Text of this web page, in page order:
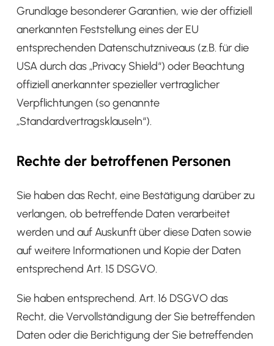
Grundlage besonderer Garantien, wie der offiziell
anerkannten Feststellung eines der EU
entsprechenden Datenschutzniveaus (z.B. für die
USA durch das „Privacy Shield“) oder Beachtung
offiziell anerkannter spezieller vertraglicher
Verpflichtungen (so genannte
„Standardvertragsklauseln“).
Rechte der betroffenen Personen
Sie haben das Recht, eine Bestätigung darüber zu
verlangen, ob betreffende Daten verarbeitet
werden und auf Auskunft über diese Daten sowie
auf weitere Informationen und Kopie der Daten
entsprechend Art. 15 DSGVO.
Sie haben entsprechend. Art. 16 DSGVO das
Recht, die Vervollständigung der Sie betreffenden
Daten oder die Berichtigung der Sie betreffenden